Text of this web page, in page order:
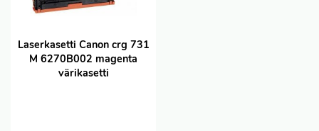
Laserkasetti Canon crg 731
M 6270B002 magenta
värikasetti